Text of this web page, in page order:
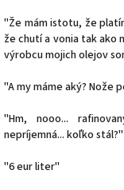
"Že mám istotu, že
že chutí a vonia tak ako
výrobcu mojich olejov
"A my máme aký? Nože
"Hm, nooo...
nepríjemná... koľko stál?"
"6 eur liter"